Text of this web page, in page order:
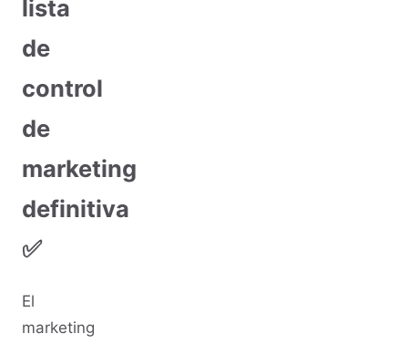
lista
de
control
de
marketing
definitiva
✅
El
marketing